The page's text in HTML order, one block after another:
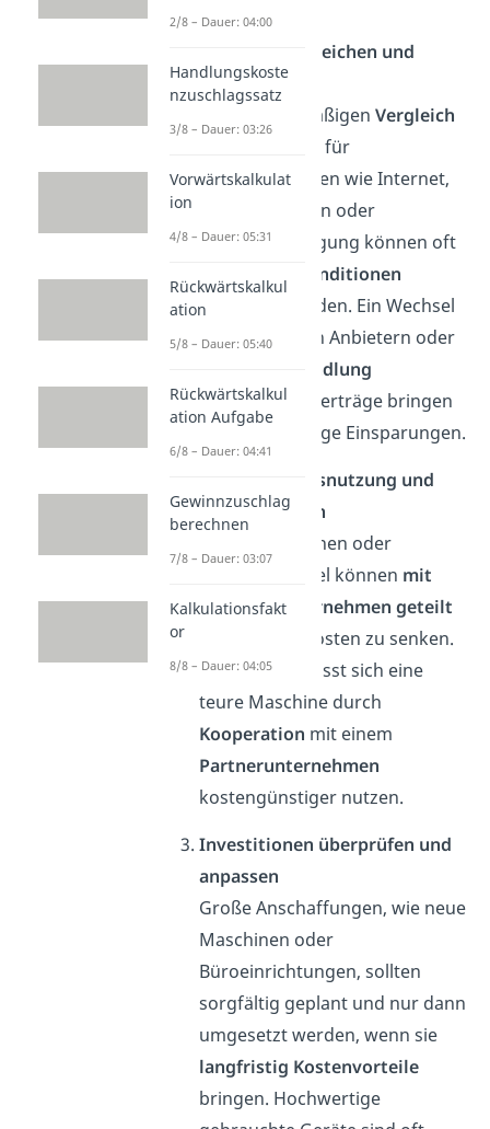
Anbieter vergleichen und
wechseln
Durch regelmäßigen Vergleich
für
Dienstleistungen wie Internet,
Versicherungen oder
Energieversorgung können oft
günstigere Konditionen
gefunden werden. Ein Wechsel
zu günstigeren Anbietern oder
Neuverhandlung
bestehender Verträge bringen
hier oft sofortige Einsparungen.
Gemeinschaftsnutzung und
Kooperationen
Büros, Maschinen oder
Transportmittel können mit
anderen Unternehmen geteilt
werden, um Kosten zu senken.
Zum Beispiel lässt sich eine
teure Maschine durch
Kooperation mit einem
Partnerunternehmen
kostengünstiger nutzen.
Investitionen überprüfen und
anpassen
Große Anschaffungen, wie neue
Maschinen oder
Büroeinrichtungen, sollten
sorgfältig geplant und nur dann
umgesetzt werden, wenn sie
langfristig Kostenvorteile
bringen. Hochwertige
2/8 – Dauer: 04:00
Handlungskoste
nzuschlagssatz
3/8 – Dauer: 03:26
Vorwärtskalkulat
ion
4/8 – Dauer: 05:31
Rückwärtskalkul
ation
5/8 – Dauer: 05:40
Rückwärtskalkul
ation Aufgabe
6/8 – Dauer: 04:41
Gewinnzuschlag
berechnen
7/8 – Dauer: 03:07
Kalkulationsfakt
or
8/8 – Dauer: 04:05